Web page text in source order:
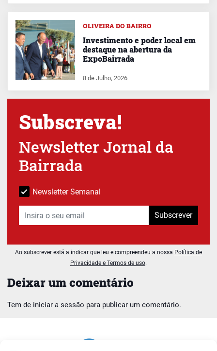
Deixar um comentário
Tem de iniciar a sessão para publicar um comentário.
OLIVEIRA DO BAIRRO
Investimento e poder local em
destaque na abertura da
ExpoBairrada
8 de Julho, 2026
Subscreva!
Newsletter Jornal da
Bairrada
Newsletter Semanal
Subscrever
Ao subscrever está a indicar que leu e compreendeu a nossa Política de
Privacidade e Termos de uso.